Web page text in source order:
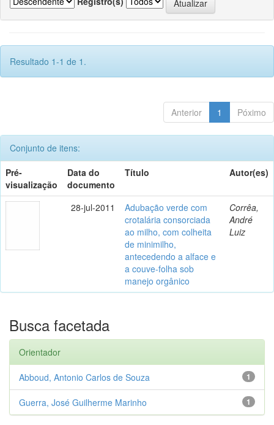
Resultado 1-1 de 1.
Anterior 1 Póximo
Conjunto de itens:
Pré-
visualização
Data do
documento
Título Autor(es)
28-jul-2011
Adubação verde com
crotalária consorciada
ao milho, com colheita
de minimilho,
antecedendo a alface e
a couve-folha sob
manejo orgânico
Corrêa,
André
Luiz
Busca facetada
Orientador
1
Abboud, Antonio Carlos de Souza
1
Guerra, José Guilherme Marinho